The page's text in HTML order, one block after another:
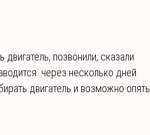
позвонили, сказали
через несколько дней
двигатель и возможно опять